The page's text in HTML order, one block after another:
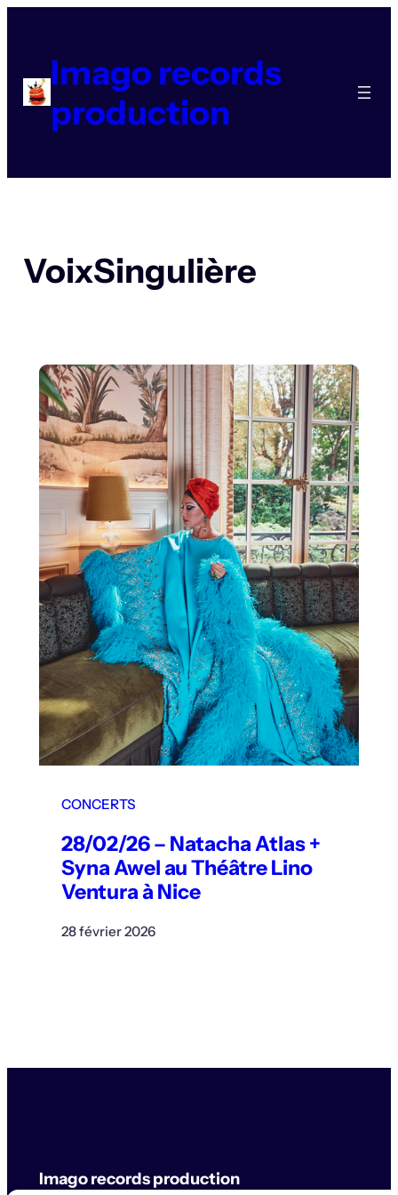
contenuImago records
production
VoixSingulière
CONCERTS
28/02/26 – Natacha Atlas +
Syna Awel au Théâtre Lino
Ventura à Nice
28 février 2026
Imago records production